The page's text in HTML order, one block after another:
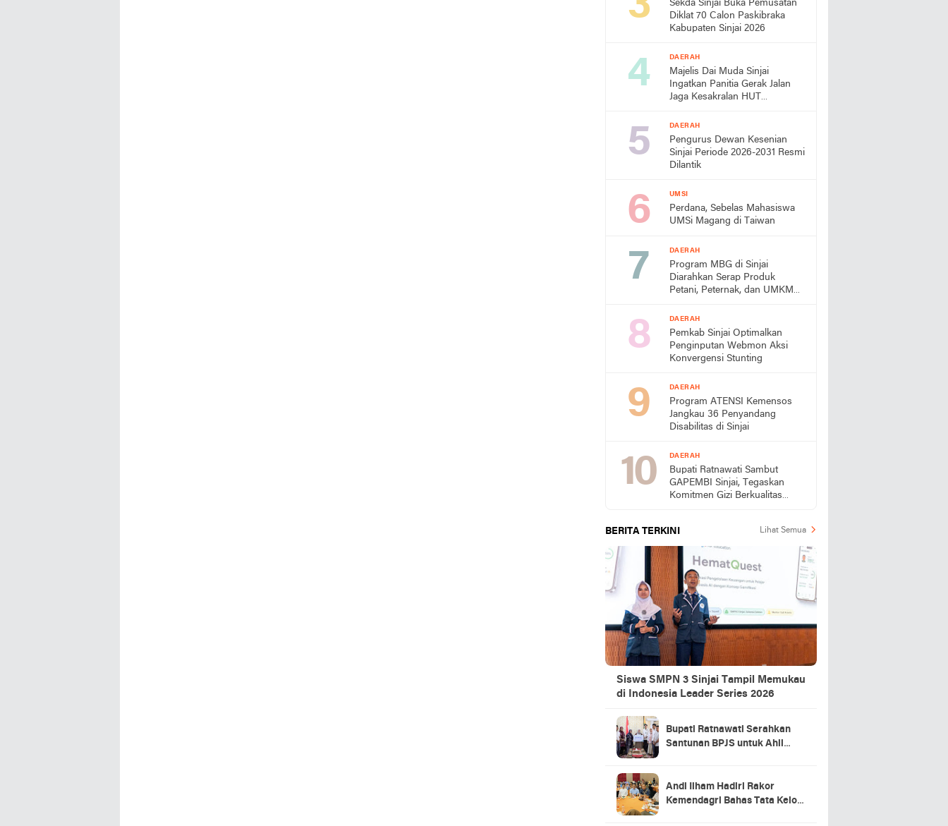
Sekda Sinjai Buka Pemusatan
Diklat 70 Calon Paskibraka
Kabupaten Sinjai 2026
DAERAH
Majelis Dai Muda Sinjai
Ingatkan Panitia Gerak Jalan
Jaga Kesakralan HUT
DAERAH
Pengurus Dewan Kesenian
Sinjai Periode 2026-2031 Resmi
Dilantik
UMSI
Perdana, Sebelas Mahasiswa
UMSi Magang di Taiwan
DAERAH
Program MBG di Sinjai
Diarahkan Serap Produk
Petani, Peternak, dan UMKM
DAERAH
Pemkab Sinjai Optimalkan
Penginputan Webmon Aksi
Konvergensi Stunting
DAERAH
Program ATENSI Kemensos
Jangkau 36 Penyandang
Disabilitas di Sinjai
DAERAH
Bupati Ratnawati Sambut
GAPEMBI Sinjai, Tegaskan
Komitmen Gizi Berkualitas
BERITA TERKINI Lihat Semua
Siswa SMPN 3 Sinjai Tampil Memukau
di Indonesia Leader Series 2026
Bupati Ratnawati Serahkan
Santunan BPJS untuk Ahli
Andi Ilham Hadiri Rakor
Kemendagri Bahas Tata Kelola